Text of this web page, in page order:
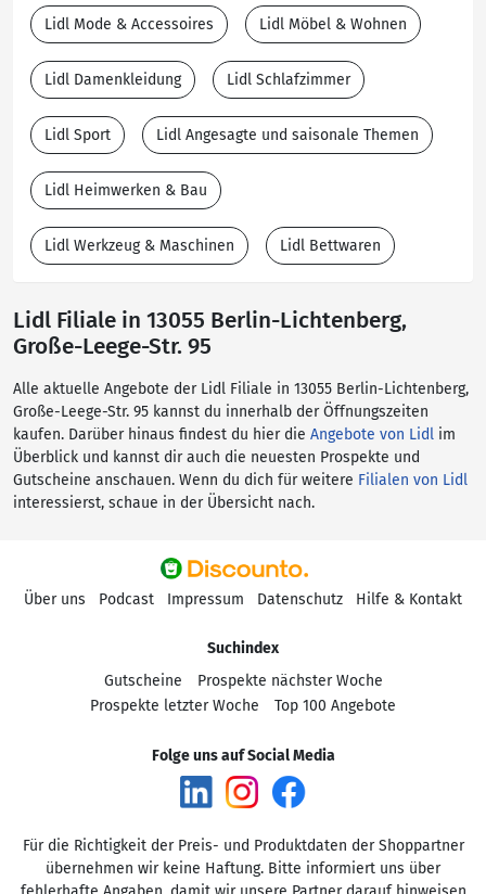
Lidl Mode & Accessoires Lidl Möbel & Wohnen
Lidl Damenkleidung Lidl Schlafzimmer
Lidl Sport Lidl Angesagte und saisonale Themen
Lidl Heimwerken & Bau
Lidl Werkzeug & Maschinen Lidl Bettwaren
Lidl Filiale in 13055 Berlin-Lichtenberg,
Große-Leege-Str. 95
Alle aktuelle Angebote der Lidl Filiale in 13055 Berlin-Lichtenberg,
Große-Leege-Str. 95 kannst du innerhalb der Öffnungszeiten
kaufen. Darüber hinaus findest du hier die Angebote von Lidl im
Überblick und kannst dir auch die neuesten Prospekte und
Gutscheine anschauen. Wenn du dich für weitere Filialen von Lidl
interessierst, schaue in der Übersicht nach.
Über uns Podcast Impressum Datenschutz Hilfe & Kontakt
Suchindex
Gutscheine
Prospekte nächster Woche
Prospekte letzter Woche
Top 100 Angebote
Folge uns auf Social Media
Für die Richtigkeit der Preis- und Produktdaten der Shoppartner
übernehmen wir keine Haftung. Bitte informiert uns über